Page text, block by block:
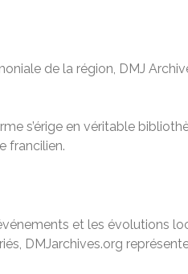
de la région, DMJ
s’érige en véritable
francilien.
et les évolutions
DMJarchives.org